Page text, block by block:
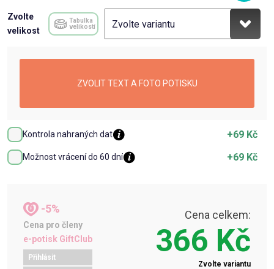
Zvolte
velikost
Tabulka
velikostí
ZVOLIT TEXT A FOTO POTISKU
Kontrola nahraných dat +69 Kč
Možnost vrácení do 60 dní +69 Kč
-5%
Cena pro členy
e-potisk GiftClub
Přihlásit
Cena celkem:
366 Kč
Zvolte variantu